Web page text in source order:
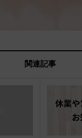
関連記事